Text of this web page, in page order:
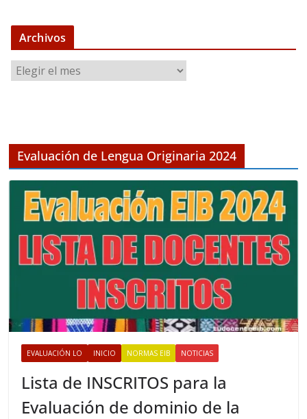
Archivos
r
o
Evaluación de Lengua Originaria 2024
EVALUACIÓN LO INICIO NORMAS EIB NOTICIAS
Lista de INSCRITOS para la
Evaluación de dominio de la